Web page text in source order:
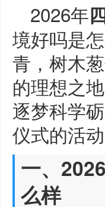
2026年
境好吗是
青，树木
的理想之
逐梦科学
仪式的活
一、
么样